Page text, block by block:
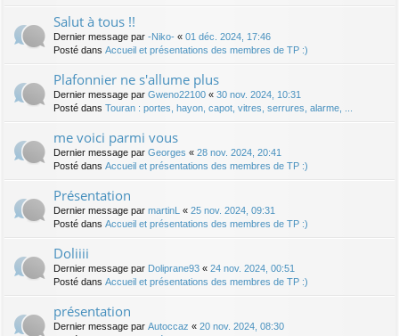
Salut à tous !!
Dernier message par -Niko- « 01 déc. 2024, 17:46
Posté dans Accueil et présentations des membres de TP :)
Plafonnier ne s'allume plus
Dernier message par Gweno22100 « 30 nov. 2024, 10:31
Posté dans Touran : portes, hayon, capot, vitres, serrures, alarme, ...
me voici parmi vous
Dernier message par Georges « 28 nov. 2024, 20:41
Posté dans Accueil et présentations des membres de TP :)
Présentation
Dernier message par martinL « 25 nov. 2024, 09:31
Posté dans Accueil et présentations des membres de TP :)
Doliiii
Dernier message par Doliprane93 « 24 nov. 2024, 00:51
Posté dans Accueil et présentations des membres de TP :)
présentation
Dernier message par Autoccaz « 20 nov. 2024, 08:30